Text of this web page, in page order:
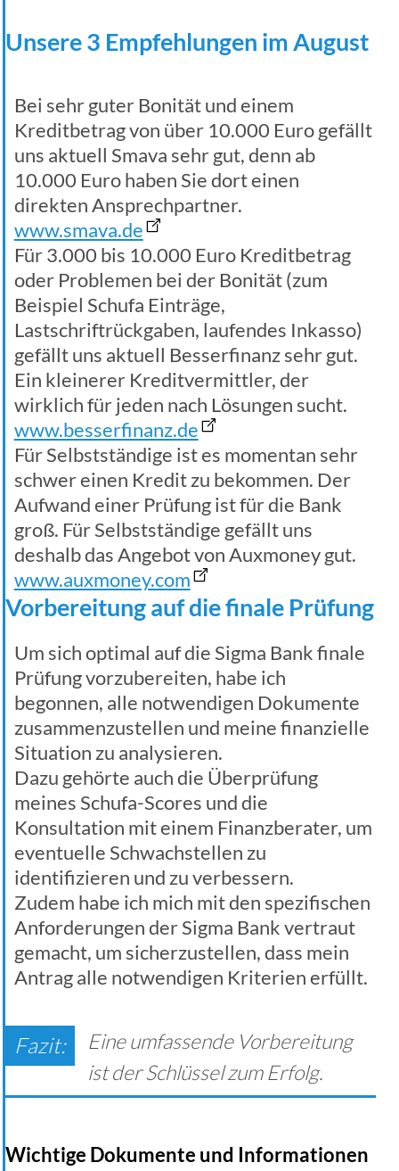
Unsere 3 Empfehlungen im August
Bei sehr guter Bonität und einem
Kreditbetrag von über 10.000 Euro gefällt
uns aktuell Smava sehr gut, denn ab
10.000 Euro haben Sie dort einen
direkten Ansprechpartner.
www.smava.de
Für 3.000 bis 10.000 Euro Kreditbetrag
oder Problemen bei der Bonität (zum
Beispiel Schufa Einträge,
Lastschriftrückgaben, laufendes Inkasso)
gefällt uns aktuell Besserfinanz sehr gut.
Ein kleinerer Kreditvermittler, der
wirklich für jeden nach Lösungen sucht.
www.besserfinanz.de
Für Selbstständige ist es momentan sehr
schwer einen Kredit zu bekommen. Der
Aufwand einer Prüfung ist für die Bank
groß. Für Selbstständige gefällt uns
deshalb das Angebot von Auxmoney gut.
www.auxmoney.com
Vorbereitung auf die finale Prüfung
Um sich optimal auf die Sigma Bank finale
Prüfung vorzubereiten, habe ich
begonnen, alle notwendigen Dokumente
zusammenzustellen und meine finanzielle
Situation zu analysieren.
Dazu gehörte auch die Überprüfung
meines Schufa-Scores und die
Konsultation mit einem Finanzberater, um
eventuelle Schwachstellen zu
identifizieren und zu verbessern.
Zudem habe ich mich mit den spezifischen
Anforderungen der Sigma Bank vertraut
gemacht, um sicherzustellen, dass mein
Antrag alle notwendigen Kriterien erfüllt.
Eine umfassende Vorbereitung
ist der Schlüssel zum Erfolg.
Wichtige Dokumente und Informationen